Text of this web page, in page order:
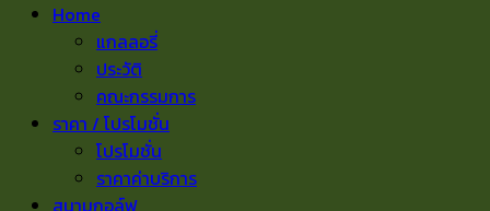
Home
แกลลอรี่
ประวัติ
คณะกรรมการ
ราคา / โปรโมชั่น
โปรโมชั่น
ราคาค่าบริการ